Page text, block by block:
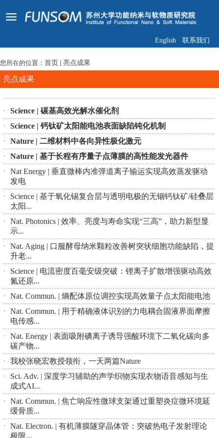
联系我们
English
您所在的位置： 首页 亮点成果
亮点成果
Science | 碳基高效光解水催化剂
Science | 钙钛矿太阳能电池表面缺陷钝化机制
Nature | 二维材料中各向异性极化激元
Nature | 基于长程有序量子点薄膜的高性能发光器件
Nat Energy | 垂直微棒内准弹道离子输运实现高效蒸发驱动
发电
Science | 基于氧化锡复合层与透明电极的无铟钙钛矿/硅叠层
太阳...
Nat. Photonics | 效率、亮度与寿命实现“三高”，助力新型显
示...
Nat. Aging | 口服酵母纳米颗粒改善树突状细胞功能缺陷，提
升老...
Science | 电流密度百毫安级突破：锂离子扩散增强驱动高效
氮还原...
Nat. Commun. | 熵配体原位调控实现高效量子点太阳能电池
Nat. Commun. | 用于精确液体识别的力电耦合固液界面摩擦
电传感...
Nat. Energy | 表面吸附碘离子诱导强酸环境下二氧化碳向多
碳产物...
我校张晓宏教授领衔，一天两篇Nature
Sci. Adv. | 深度学习辅助的声学织物实现衣物语音感知与生
成式AI...
Nat. Commun. | 焦亡响应性微球支架通过重塑炎症微环境延
缓骨质...
Nat. Electron. | 有机薄膜隧穿晶体管：突破热电子发射理论
极限...